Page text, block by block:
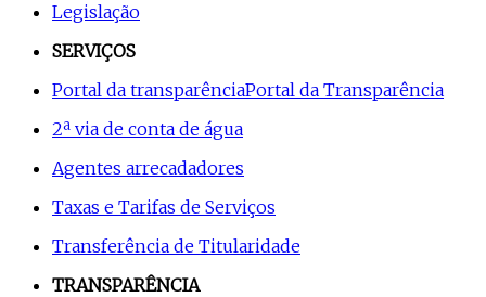
Legislação
SERVIÇOS
Portal da transparênciaPortal da Transparência
2ª via de conta de água
Agentes arrecadadores
Taxas e Tarifas de Serviços
Transferência de Titularidade
TRANSPARÊNCIA